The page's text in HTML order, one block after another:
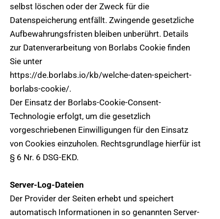
selbst löschen oder der Zweck für die
Datenspeicherung entfällt. Zwingende gesetzliche
Aufbewahrungsfristen bleiben unberührt. Details
zur Datenverarbeitung von Borlabs Cookie finden
Sie unter
https://de.borlabs.io/kb/welche-daten-speichert-
borlabs-cookie/.
Der Einsatz der Borlabs-Cookie-Consent-
Technologie erfolgt, um die gesetzlich
vorgeschriebenen Einwilligungen für den Einsatz
von Cookies einzuholen. Rechtsgrundlage hierfür ist
§ 6 Nr. 6 DSG-EKD.
Server-Log-Dateien
Der Provider der Seiten erhebt und speichert
automatisch Informationen in so genannten Server-